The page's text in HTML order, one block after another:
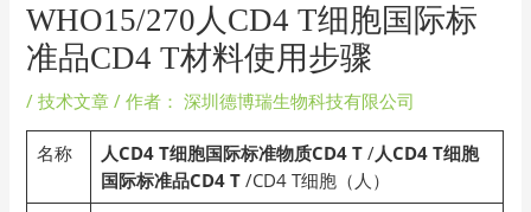
WHO15/270人CD4 T细胞国际标
准品CD4 T材料使用步骤
/技术文章 / 作者： 深圳德博瑞生物科技有限公司
名称 人CD4 T细胞国际标准物质CD4 T/人CD4 T细胞
国际标准品CD4 T/CD4 T细胞（人）